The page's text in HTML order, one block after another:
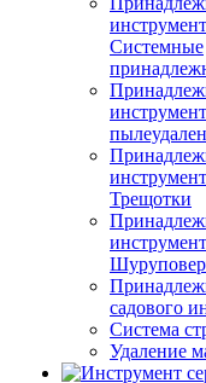
Системные
Трещотки
садового
Система
Удаление